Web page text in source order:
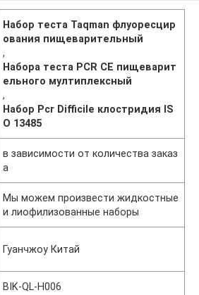
Набор теста Taqman флуоресцир
ования пищеварительный
,
Набора теста PCR CE пищеварит
ельного мултиплексный
,
Набор Pcr Difficile клостридия IS
O 13485
в зависимости от количества заказ
а
Мы можем произвести жидкостные
и лиофилизованные наборы
Гуанчжоу Китай
BIK-QL-H006